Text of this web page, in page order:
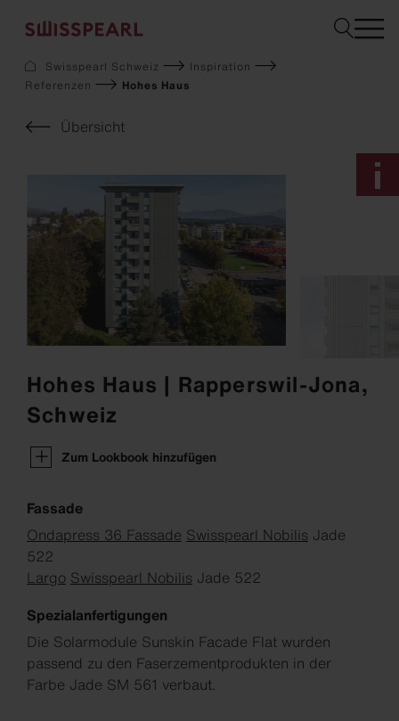
Services
Über uns
Inspiration
Musterbestellung
Nachhaltigkeit
Fassade
Dach
Solar
Downloads
Swisspearl Schweiz
Inspiration
Referenzen
Hohes Haus
Übersicht
Hohes Haus | Rapperswil-Jona,
Schweiz
Zum Lookbook hinzufügen
Fassade
Ondapress 36 Fassade Swisspearl Nobilis Jade
522
Largo Swisspearl Nobilis Jade 522
Spezialanfertigungen
Die Solarmodule Sunskin Facade Flat wurden
passend zu den Faserzementprodukten in der
Farbe Jade SM 561 verbaut.